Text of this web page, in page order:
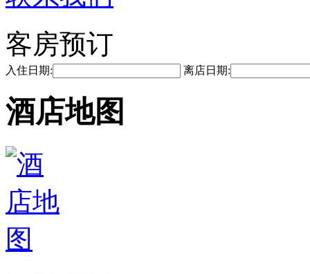
客房预订
入住日期: 离店日期:
酒店地图